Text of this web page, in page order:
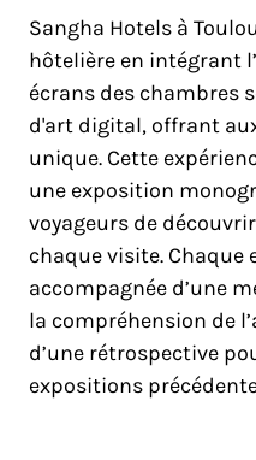
Sangha Hotels à
hôtelière en intégrant
écrans des chambres
d'art digital, offrant
unique. Cette
une exposition
voyageurs de
chaque visite. Chaque
accompagnée d’une
la compréhension de
d’une rétrospective
expositions